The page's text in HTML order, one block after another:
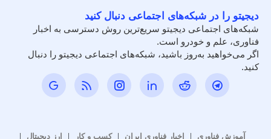
دیجیتو را در شبکه‌های اجتماعی دنبال کنید
شبکه‌های اجتماعی دیجیتو سریع‌ترین روش دسترسی به اخبار
فناوری، علم و خودرو است.
اگر می‌خواهید به‌روز باشید، شبکه‌های اجتماعی دیجیتو را دنبال
کنید.
آموزش فناوری اخبار فناوری ایران کسب و کار ارز دیجیتال